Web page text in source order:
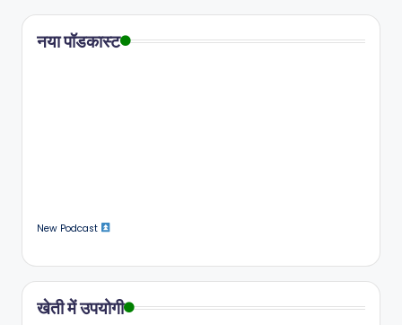
नया पॉडकास्ट
New Podcast
खेती में उपयोगी